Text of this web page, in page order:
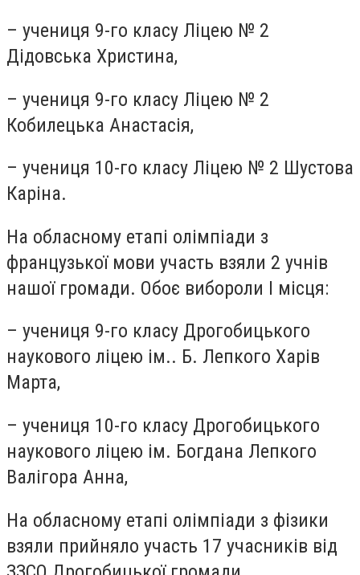
– учениця 9-го класу Ліцею № 2
Дідовська Христина,
– учениця 9-го класу Ліцею № 2
Кобилецька Анастасія,
– учениця 10-го класу Ліцею № 2 Шустова
Каріна.
На обласному етапі олімпіади з
французької мови участь взяли 2 учнів
нашої громади. Обоє вибороли І місця:
– учениця 9-го класу Дрогобицького
наукового ліцею ім.. Б. Лепкого Харів
Марта,
– учениця 10-го класу Дрогобицького
наукового ліцею ім. Богдана Лепкого
Валігора Анна,
На обласному етапі олімпіади з фізики
взяли прийняло участь 17 учасників від